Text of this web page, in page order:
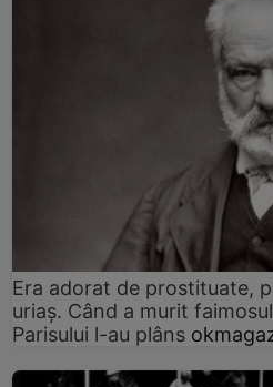
Era adorat de prostituate,
uriaș. Când a murit
Parisului l-au plâns